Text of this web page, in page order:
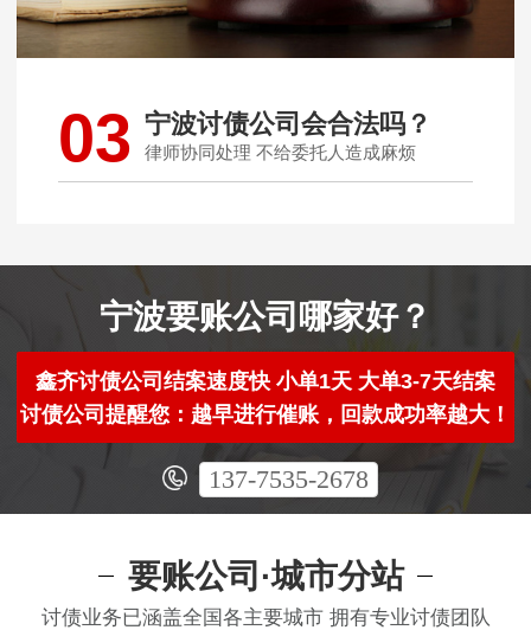
03 宁波讨债公司会合法吗？
律师协同处理 不给委托人造成麻烦
宁波要账公司哪家好？
鑫齐讨债公司结案速度快 小单1天 大单3-7天结案
讨债公司提醒您：越早进行催账，回款成功率越大！
137-7535-2678
要账公司·城市分站
讨债业务已涵盖全国各主要城市 拥有专业讨债团队